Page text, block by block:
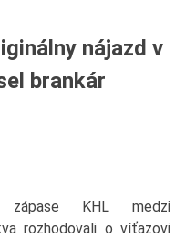
nájazd v
brankár
zápase KHL medzi
rozhodovali o víťazovi